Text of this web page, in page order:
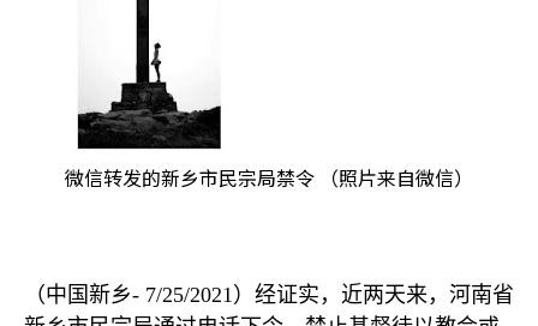
微信转发的新乡市民宗局禁令 （照片来自微信）
（中国新乡- 7/25/2021）经证实，近两天来，河南省